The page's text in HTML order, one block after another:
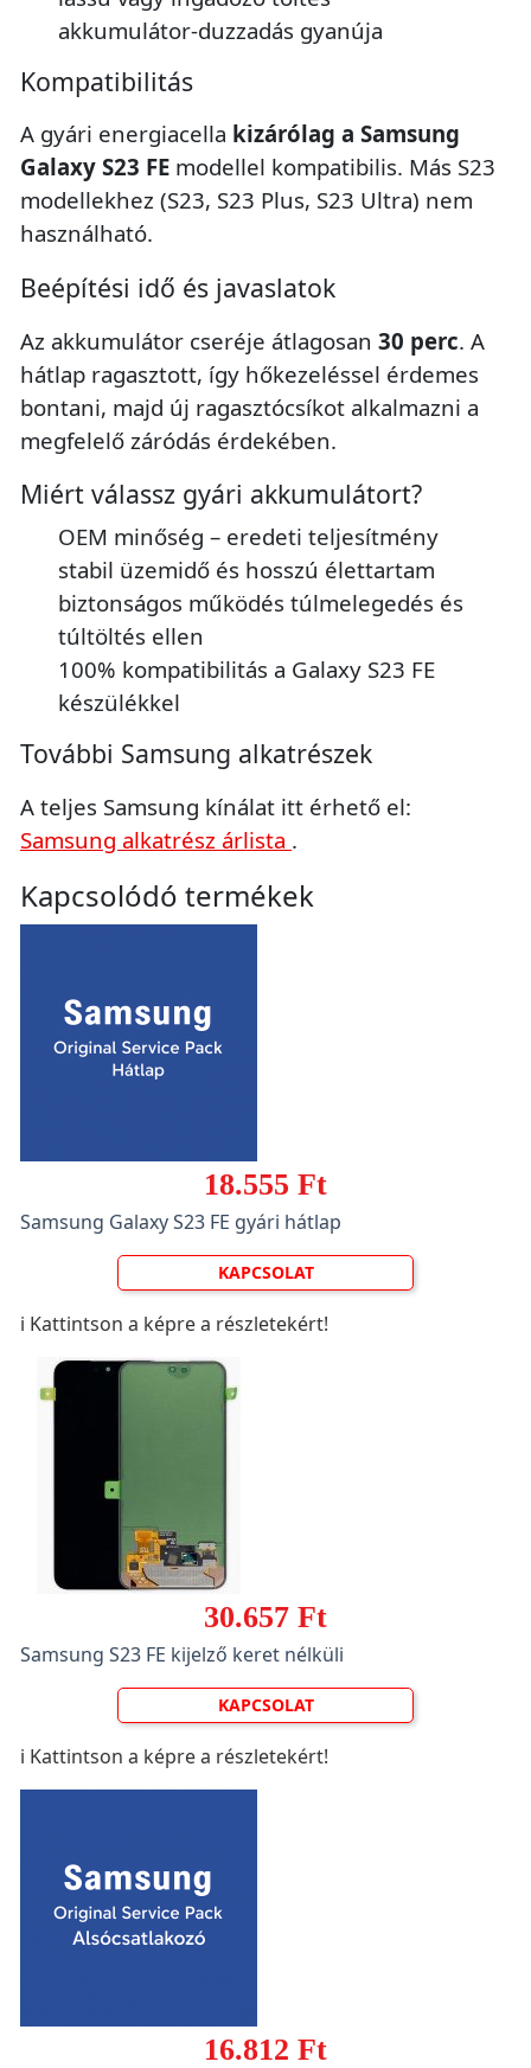
akkumulátor-duzzadás gyanúja
Kompatibilitás
A gyári energiacella kizárólag a Samsung
Galaxy S23 FE modellel kompatibilis. Más S23
modellekhez (S23, S23 Plus, S23 Ultra) nem
használható.
Beépítési idő és javaslatok
Az akkumulátor cseréje átlagosan 30 perc. A
hátlap ragasztott, így hőkezeléssel érdemes
bontani, majd új ragasztócsíkot alkalmazni a
megfelelő záródás érdekében.
Miért válassz gyári akkumulátort?
OEM minőség – eredeti teljesítmény
stabil üzemidő és hosszú élettartam
biztonságos működés túlmelegedés és
túltöltés ellen
100% kompatibilitás a Galaxy S23 FE
készülékkel
További Samsung alkatrészek
A teljes Samsung kínálat itt érhető el:
Samsung alkatrész árlista .
Kapcsolódó termékek
18.555 Ft
Samsung Galaxy S23 FE gyári hátlap
KAPCSOLAT
ℹ️ Kattintson a képre a részletekért!
30.657 Ft
Samsung S23 FE kijelző keret nélküli
KAPCSOLAT
ℹ️ Kattintson a képre a részletekért!
16.812 Ft